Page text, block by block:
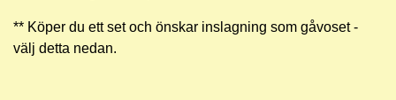
** Köper du ett set och önskar inslagning som gåvoset -
välj detta nedan.